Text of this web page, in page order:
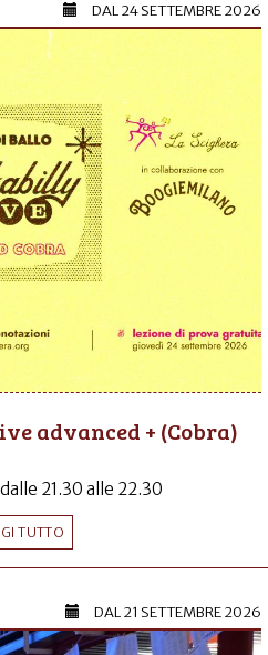
DAL24 SETTEMBRE 2026
advanced + (Cobra)
21.30 alle 22.30
TUTTO
DAL21 SETTEMBRE 2026